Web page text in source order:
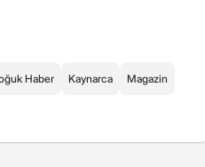
Haber Kaynarca Magazin